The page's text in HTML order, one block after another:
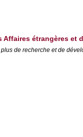
Affaires étrangères et
de recherche et de